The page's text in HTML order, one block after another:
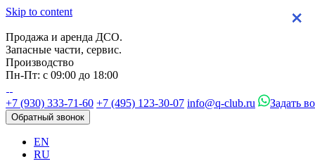
Skip to content
Продажа и аренда ДСО.
Запасные части, сервис.
Производство
Пн-Пт: с 09:00 до 18:00
+7 (930) 333-71-60 +7 (495) 123-30-07 info@q-club.ru Задать
Обратный звонок
EN
RU
×
×
×
×